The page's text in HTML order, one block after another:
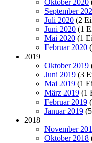
Oktober 2020
September
Juli 2020 (2
Juni 2020 (1
Mai 2020 (1
Februar 2020
2019
Oktober 2019
Juni 2019 (3
Mai 2019 (1
März 2019 (1
Februar 2019
Januar 2019
2018
November
Oktober 2018